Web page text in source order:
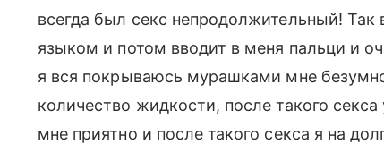
всегда был секс непродолжительный! Так
языком и потом вводит в меня пальци и
я вся покрываюсь мурашками мне
количество жидкости, после такого
мне приятно и после такого секса я на